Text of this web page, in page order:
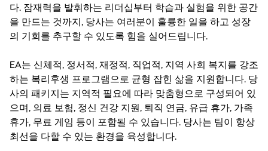
다. 잠재력을 발휘하는 리더십부터 학습과 실험을 위한 공간
을 만드는 것까지, 당사는 여러분이 훌륭한 일을 하고 성장
의 기회를 추구할 수 있도록 힘을 실어드립니다.
EA는 신체적, 정서적, 재정적, 직업적, 지역 사회 복지를 강조
하는 복리후생 프로그램으로 균형 잡힌 삶을 지원합니다. 당
사의 패키지는 지역적 필요에 따라 맞춤형으로 구성되어 있
으며, 의료 보험, 정신 건강 지원, 퇴직 연금, 유급 휴가, 가족
휴가, 무료 게임 등이 포함될 수 있습니다. 당사는 팀이 항상
최선을 다할 수 있는 환경을 육성합니다.